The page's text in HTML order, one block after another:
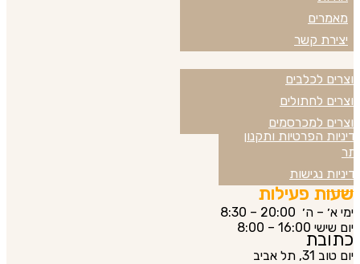
מאמרים
יצירת קשר
המוצרים שלנו
לכלבים
לחתולים
למכרסמים
מדיניותהפרטיות ותקנון
נגישות
שעות פעילות
ימי א׳ – ה׳ 20:00 – 8:30
יום שישי 16:00 – 8:00
כתובת
יום טוב 31, תל אביב